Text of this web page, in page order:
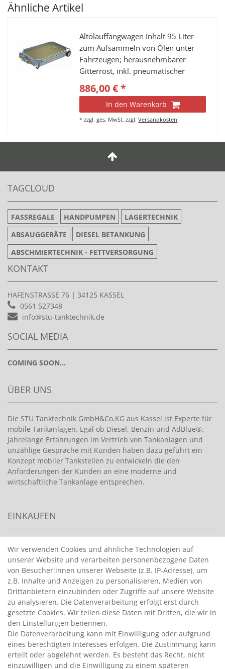
Ähnliche Artikel
Altölauffangwagen Inhalt 95 Liter
zum Aufsammeln von Ölen unter
Fahrzeugen; herausnehmbarer
Gitterrost, inkl. pneumatischer
Pumpe 1:1; 1130x725x200 mm
(LxBxH), klappbare Griffstange
886,00 € *
In den Warenkorb
*zzgl. ges. MwSt. zzgl.Versandkosten
TAGCLOUD
FASSREGALE HANDPUMPEN
LAGERTECHNIK
ABSAUGGERÄTE
DIESEL BETANKUNG
ABSCHMIERTECHNIK - FETTVERSORGUNG
KONTAKT
HAFENSTRASSE 76 | 34125 KASSEL
0561 527348
info@stu-tanktechnik.de
SOCIAL MEDIA
COMING SOON...
ÜBER UNS
Die STU Tanktechnik GmbH&Co.KG aus Kassel ist Experte für
mobile Tankanlagen. Egal ob Diesel, Benzin und AdBlue®.
Jahrelange Erfahrungen im Vertrieb von Tankanlagen und
unzählige Gespräche mit Kunden haben dazu geführt ein
Konzept mobiler Tankstellen zu entwickeln die den
Anforderungen der Kunden an eine moderne und
wirtschaftliche Tankanlage entsprechen.
EINKAUFEN
>
HANDPUMPEN FÜR BENZIN
>
HANDPUMPEN FÜR ÖLE
>
TANKANLAGEN
>
ADBLUE® BETANKUNG
INFORMATIONEN
>
FAQ
Wir verwenden Cookies und ähnliche Technologien auf
unserer Website und verarbeiten personenbezogene Daten
von Besucher:innen unserer Webseite (z.B. IP-Adresse), um
z.B. Inhalte und Anzeigen zu personalisieren, Medien von
Drittanbietern einzubinden oder Zugriffe auf unsere Website
zu analysieren. Die Datenverarbeitung erfolgt erst durch
gesetzte Cookies. Wir teilen diese Daten mit Dritten, die wir in
den Einstellungen benennen.
Die Datenverarbeitung kann mit Einwilligung oder aufgrund
eines berechtigten Interesses erfolgen. Die Zustimmung kann
erteilt oder abgelehnt werden. Es besteht das Recht, nicht
einzuwilligen und die Einwilligung zu einem späteren